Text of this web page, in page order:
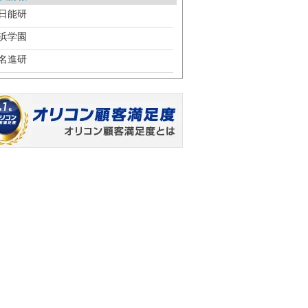
能研
学園
進研